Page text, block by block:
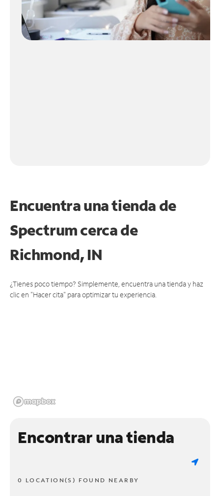
Encuentra una tienda de
Spectrumcerca de
Richmond, IN
¿Tienes poco tiempo? Simplemente, encuentra una tienda y haz
clic en "Hacer cita" para optimizar tu experiencia.
Encontrar una tienda
0 LOCATION(S) FOUND NEARBY